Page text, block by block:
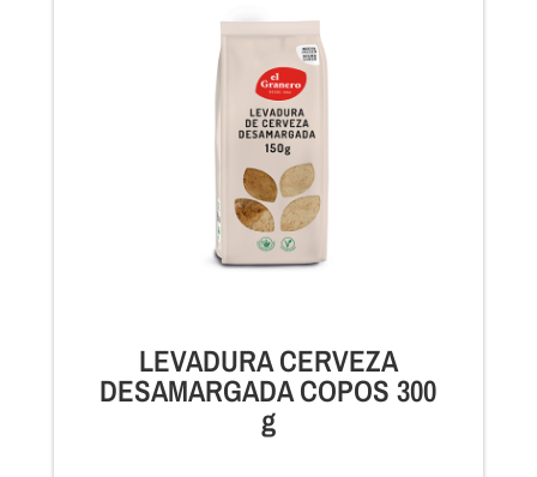
LEVADURA CERVEZA
DESAMARGADA COPOS 300
g